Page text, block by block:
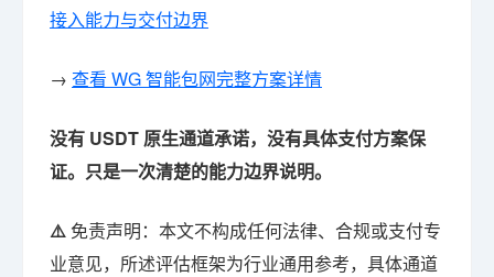
接入能力与交付边界
→ 查看 WG 智能包网完整方案详情
没有 USDT 原生通道承诺，没有具体支付方案保
证。只是一次清楚的能力边界说明。
⚠️ 免责声明：本文不构成任何法律、合规或支付专
业意见，所述评估框架为行业通用参考，具体通道